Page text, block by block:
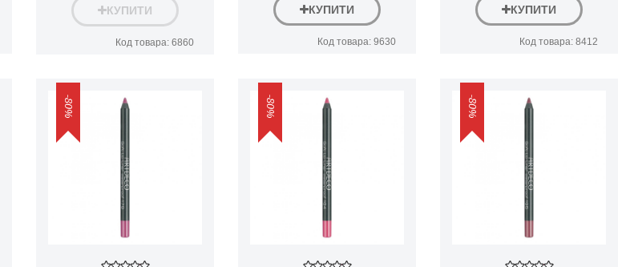
КУПИТИ
Код товара: 6860
КУПИТИ
Код товара: 9630
КУПИТИ
Код товара: 8412
-80% -80% -80%